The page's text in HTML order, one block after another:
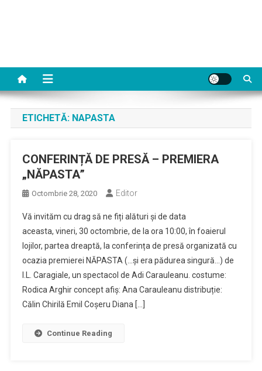
ETICHETĂ: NAPASTA
CONFERINȚĂ DE PRESĂ – PREMIERA
„NĂPASTA”
Octombrie 28, 2020 Editor
Vă invităm cu drag să ne fiți alături și de data
aceasta, vineri, 30 octombrie, de la ora 10:00, în foaierul
lojilor, partea dreaptă, la conferința de presă organizată cu
ocazia premierei NĂPASTA (…și era pădurea singură…) de
I.L. Caragiale, un spectacol de Adi Carauleanu. costume:
Rodica Arghir concept afiș: Ana Carauleanu distribuție:
Călin Chirilă Emil Coșeru Diana […]
Continue Reading